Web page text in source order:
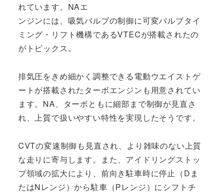
れています。NAエ
ンジンには、吸気バルブの制御に可変バルブタイ
ミング・リフト機構であるVTECが搭載されたの
がトピックス。
排気圧をきめ細かく調整できる電動ウエイストゲ
ートが搭載されたターボエンジンも用意されてい
ます。NA、ターボともに細部まで制御が見直さ
れ、上質で扱いやすい特性を実現したそうです。
CVTの変速制御も見直され、より雑味のない上質
な走りに寄与します。また、アイドリングストッ
プ領域の拡大により、前向き駐車時に停止（Dま
たはNレンジ）から駐車（Pレンジ）にシフトチ